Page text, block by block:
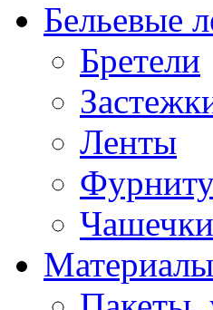
Бельевые
Бретели
Ленты